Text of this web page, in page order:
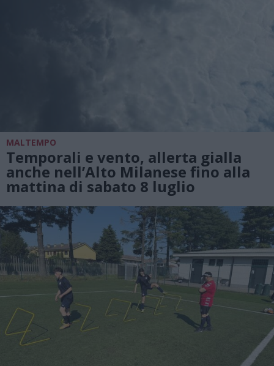
MALTEMPO
Temporali e vento, allerta gialla
anche nell’Alto Milanese fino alla
mattina di sabato 8 luglio